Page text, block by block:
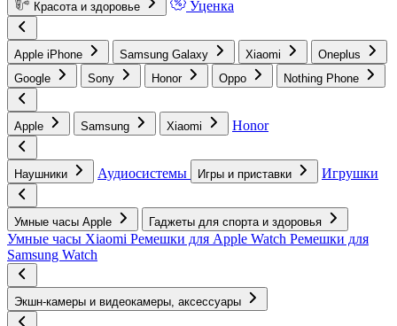
Красота и здоровье
Уценка
Apple iPhone Samsung Galaxy Xiaomi
Oneplus
Google
Sony Honor Oppo Nothing Phone
Apple Samsung Xiaomi Honor
Наушники Аудиосистемы Игры и приставки Игрушки
Умные часы Apple Гаджеты для спорта и здоровья
Умные часы Xiaomi Ремешки для Apple Watch Ремешки для
Samsung Watch
Экшн-камеры и видеокамеры, аксессуары